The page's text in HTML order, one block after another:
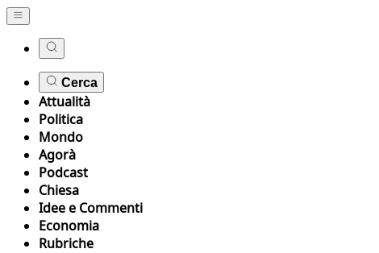
Cerca
Attualità
Politica
Mondo
Agorà
Podcast
Chiesa
Idee e Commenti
Economia
Rubriche